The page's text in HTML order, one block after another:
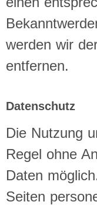
werden wir
entfernen.
Datenschutz
Die Nutzung
Regel ohne
Daten
Seiten